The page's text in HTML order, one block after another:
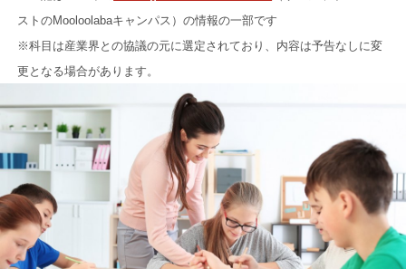
ストのMooloolabaキャンパス）の情報の一部です
※科目は産業界との協議の元に選定されており、内容は予告なしに変
更となる場合があります。